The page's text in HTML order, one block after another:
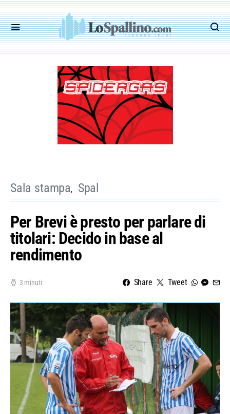
Sala stampa Spal
Per Brevi è presto per parlare di
titolari: Decido in base al
rendimento
3 minuti Share Tweet